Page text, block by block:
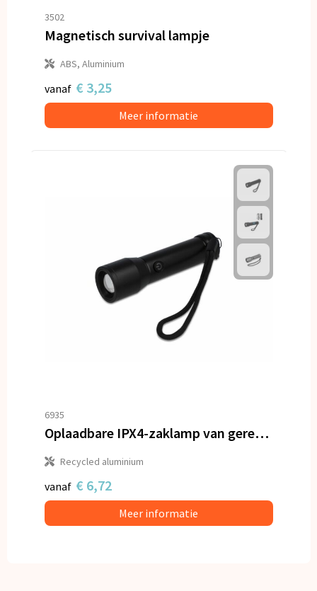
3502
Magnetisch survival lampje
ABS, Aluminium
vanaf € 3,25
Meer informatie
6935
Oplaadbare IPX4-zaklamp van gerecycled aluminium
Recycled aluminium
vanaf € 6,72
Meer informatie